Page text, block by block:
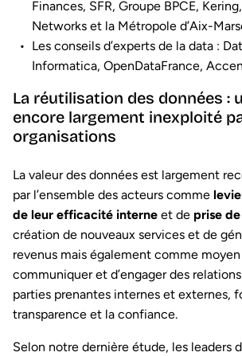
Finances, SFR, Groupe BPCE,
Networks et la Métropole d’Aix-
Les conseils d’experts de la data :
Informatica, OpenDataFrance,
La réutilisation des données :
encore largement inexploité
organisations
La valeur des données est largement
par l’ensemble des acteurs comme
de leur efficacité interne et de prise
création de nouveaux services et de
revenus mais également comme
communiquer et d’engager des
parties prenantes internes et externes,
transparence et la confiance.
Selon notre dernière étude, les leaders